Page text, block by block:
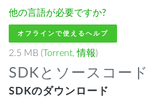
他の言語が必要ですか?
オフラインで使えるヘルプ
2.5 MB (Torrent,情報)
SDKとソースコード
SDKのダウンロード